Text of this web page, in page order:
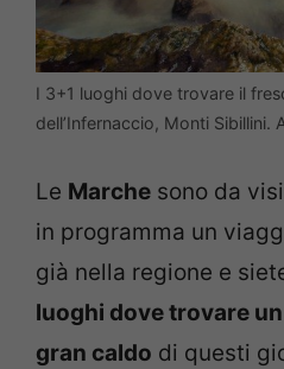
I 3+1 luoghi dove trovare il
dell’Infernaccio, Monti Sibillini.
Le Marche sono da
in programma un
già nella regione e
luoghi dove trovare
gran caldo di questi